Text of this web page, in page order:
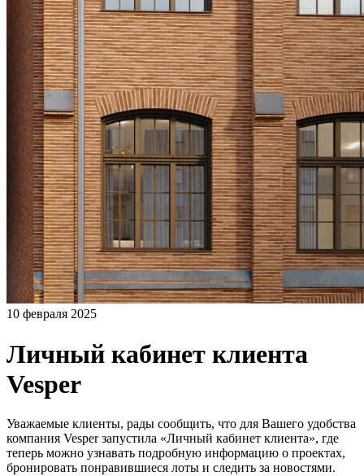
10 февраля 2025
Личный кабинет клиента
Vesper
Уважаемые клиенты, рады сообщить, что для Вашего удобства
компания Vesper запустила «Личный кабинет клиента», где
теперь можно узнавать подробную информацию о проектах,
бронировать понравившиеся лоты и следить за новостями.